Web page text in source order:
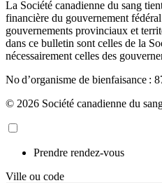
La Société canadienne du sang
financière du gouvernement
gouvernements provinciaux et
dans ce bulletin sont celles de la
nécessairement celles des
No d’organisme de bienfaisance :
© 2026 Société canadienne du
Prendre rendez-vous
Ville ou code